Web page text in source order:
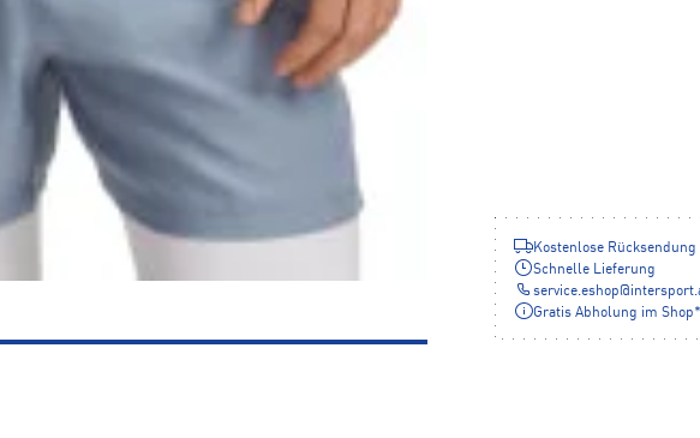
Kostenlose Rücksendung
Schnelle Lieferung
service.eshop@
Gratis Abholung im